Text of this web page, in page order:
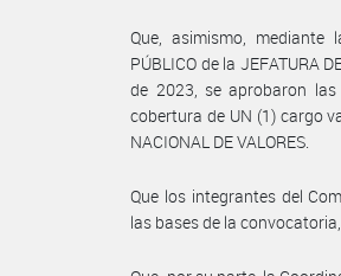
Que, asimismo, mediante
PÚBLICO de la JEFATURA
de 2023, se aprobaron
cobertura de UN (1) cargo
NACIONAL DE VALORES.
Que los integrantes del
las bases de la